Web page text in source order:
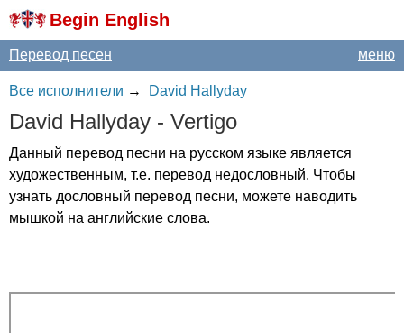
Begin English
меню
Перевод песен
Все исполнители → David Hallyday
David Hallyday - Vertigo
Данный перевод песни на русском языке является
художественным, т.е. перевод недословный. Чтобы
узнать дословный перевод песни, можете наводить
мышкой на английские слова.